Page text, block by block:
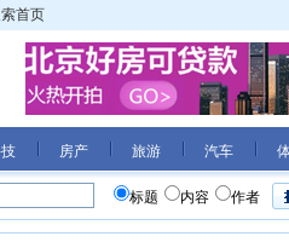
首页
房产 旅游 汽车
标题 内容 作者